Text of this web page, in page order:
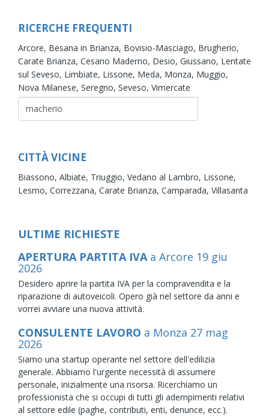
RICERCHE FREQUENTI
Arcore, Besana in Brianza, Bovisio-Masciago, Brugherio,
Carate Brianza, Cesano Maderno, Desio, Giussano, Lentate
sul Seveso, Limbiate, Lissone, Meda, Monza, Muggio,
Nova Milanese, Seregno, Seveso, Vimercate
CITTÀ VICINE
Biassono, Albiate, Triuggio, Vedano al Lambro, Lissone,
Lesmo, Correzzana, Carate Brianza, Camparada, Villasanta
ULTIME RICHIESTE
APERTURA PARTITA IVA a Arcore 19 giu
2026
Desidero aprire la partita IVA per la compravendita e la
riparazione di autoveicoli. Opero già nel settore da anni e
vorrei avviare una nuova attività.
CONSULENTE LAVORO a Monza 27 mag
2026
Siamo una startup operante nel settore dell'edilizia
generale. Abbiamo l'urgente necessità di assumere
personale, inizialmente una risorsa. Ricerchiamo un
professionista che si occupi di tutti gli adempimenti relativi
al settore edile (paghe, contributi, enti, denunce, ecc.).